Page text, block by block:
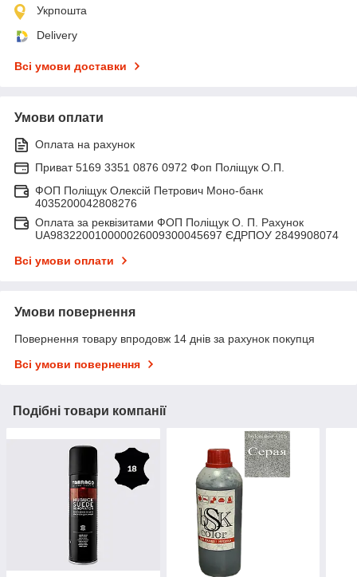
Укрпошта
Delivery
Всі умови доставки
Умови оплати
Оплата на рахунок
Приват 5169 3351 0876 0972 Фоп Поліщук О.П.
ФОП Поліщук Олексій Петрович Моно-банк
4035200042808276
Оплата за реквізитами ФОП Поліщук О. П. Рахунок
UA983220010000026009300045697 ЄДРПОУ 2849908074
Всі умови оплати
Умови повернення
Повернення товару впродовж 14 днів за рахунок покупця
Всі умови повернення
Подібні товари компанії